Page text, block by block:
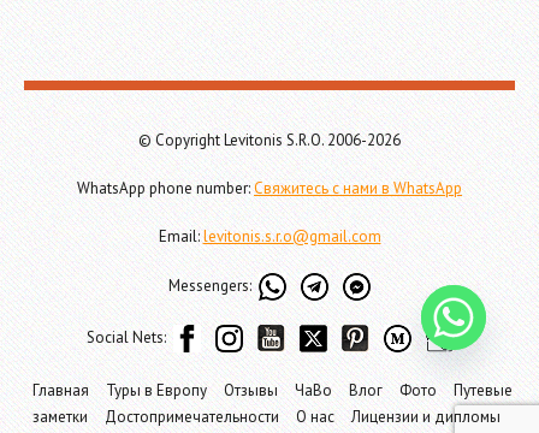
© Copyright Levitonis S.R.O. 2006-2026
WhatsApp phone number:Свяжитесь с нами в WhatsApp
Email:levitonis.s.r.o@gmail.com
Messengers:
Social Nets:
Главная Туры в Европу Отзывы ЧаВо Влог Фото
Путевые
заметки
Достопримечательности О нас
Лицензии и дипломы